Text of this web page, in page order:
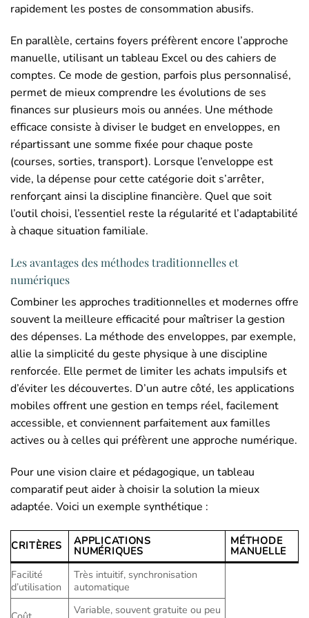
rapidement les postes de consommation abusifs.
En parallèle, certains foyers préfèrent encore l’approche
manuelle, utilisant un tableau Excel ou des cahiers de
comptes. Ce mode de gestion, parfois plus personnalisé,
permet de mieux comprendre les évolutions de ses
finances sur plusieurs mois ou années. Une méthode
efficace consiste à diviser le budget en enveloppes, en
répartissant une somme fixée pour chaque poste
(courses, sorties, transport). Lorsque l’enveloppe est
vide, la dépense pour cette catégorie doit s’arrêter,
renforçant ainsi la discipline financière. Quel que soit
l’outil choisi, l’essentiel reste la régularité et l’adaptabilité
à chaque situation familiale.
Les avantages des méthodes traditionnelles et
numériques
Combiner les approches traditionnelles et modernes offre
souvent la meilleure efficacité pour maîtriser la gestion
des dépenses. La méthode des enveloppes, par exemple,
allie la simplicité du geste physique à une discipline
renforcée. Elle permet de limiter les achats impulsifs et
d’éviter les découvertes. D’un autre côté, les applications
mobiles offrent une gestion en temps réel, facilement
accessible, et conviennent parfaitement aux familles
actives ou à celles qui préfèrent une approche numérique.
Pour une vision claire et pédagogique, un tableau
comparatif peut aider à choisir la solution la mieux
adaptée. Voici un exemple synthétique :
CRITÈRES APPLICATIONS
NUMÉRIQUES
MÉTHODE
MANUELLE
Facilité
d’utilisation
Très intuitif, synchronisation
automatique
Variable, souvent gratuite ou peu